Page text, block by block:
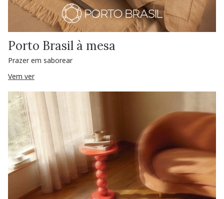
Porto Brasil à mesa
Prazer em saborear
Vem ver